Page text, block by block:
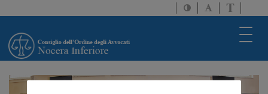
Attiva/disattiva
alto
Attiva/
dimensione
a
solo